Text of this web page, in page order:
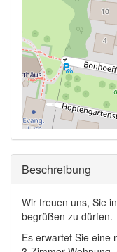
Ausblenden
Beschreibung
Wir freuen uns, Sie
begrüßen zu dürfen.
Es erwartet Sie eine